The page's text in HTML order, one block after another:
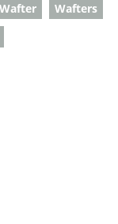
Wafter
Wafters